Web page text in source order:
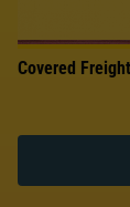
Covered